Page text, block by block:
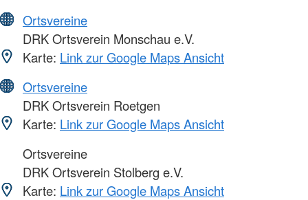
Ortsvereine
DRK Ortsverein Monschau e.V.
Karte: Link zur Google Maps Ansicht
Ortsvereine
DRK Ortsverein Roetgen
Karte: Link zur Google Maps Ansicht
Ortsvereine
DRK Ortsverein Stolberg e.V.
Karte: Link zur Google Maps Ansicht